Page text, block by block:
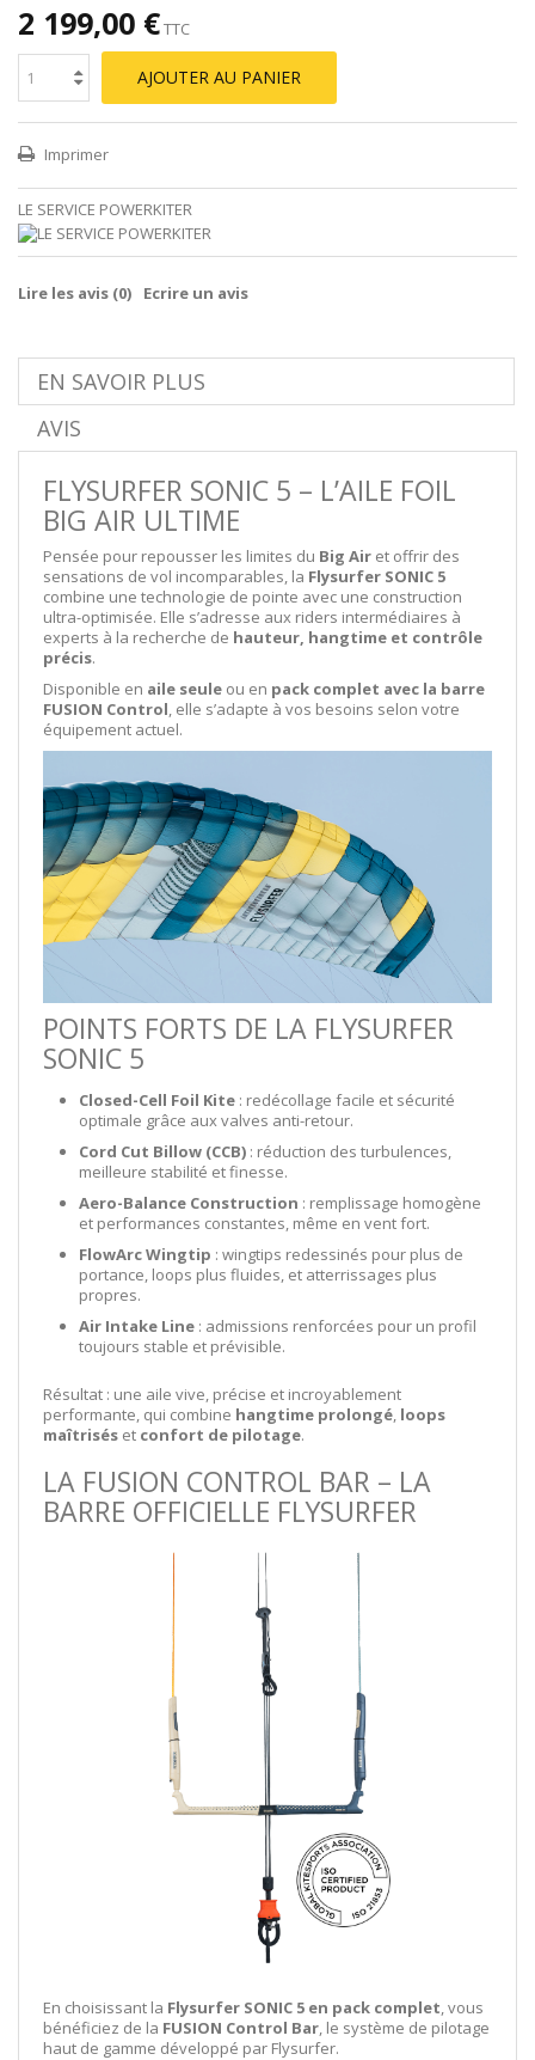
2 199,00 €TTC
AJOUTER AU PANIER
Imprimer
LE SERVICE POWERKITER
Lire les avis (0) Ecrire un avis
EN SAVOIR PLUS
AVIS
FLYSURFER SONIC 5 – L’AILE FOIL
BIG AIR ULTIME
Pensée pour repousser les limites du Big Air et offrir des
sensations de vol incomparables, la Flysurfer SONIC 5
combine une technologie de pointe avec une construction
ultra-optimisée. Elle s’adresse aux riders intermédiaires à
experts à la recherche de hauteur, hangtime et contrôle
précis.
Disponible en aile seule ou en pack complet avec la barre
FUSION Control, elle s’adapte à vos besoins selon votre
équipement actuel.
POINTS FORTS DE LA FLYSURFER
SONIC 5
Closed-Cell Foil Kite : redécollage facile et sécurité
optimale grâce aux valves anti-retour.
Cord Cut Billow (CCB) : réduction des turbulences,
meilleure stabilité et finesse.
Aero-Balance Construction : remplissage homogène
et performances constantes, même en vent fort.
FlowArc Wingtip : wingtips redessinés pour plus de
portance, loops plus fluides, et atterrissages plus
propres.
Air Intake Line : admissions renforcées pour un profil
toujours stable et prévisible.
Résultat : une aile vive, précise et incroyablement
performante, qui combine hangtime prolongé, loops
maîtrisés et confort de pilotage.
LA FUSION CONTROL BAR – LA
BARRE OFFICIELLE FLYSURFER
En choisissant la Flysurfer SONIC 5 en pack complet, vous
bénéficiez de la FUSION Control Bar, le système de pilotage
haut de gamme développé par Flysurfer.